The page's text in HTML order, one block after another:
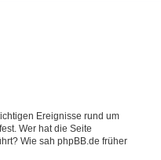
Ereignisse rund um
Wer hat die Seite
Wie sah phpBB.de früher